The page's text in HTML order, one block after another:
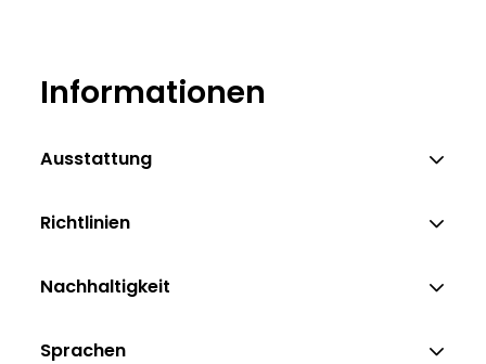
Informationen
Ausstattung
Richtlinien
Nachhaltigkeit
Sprachen